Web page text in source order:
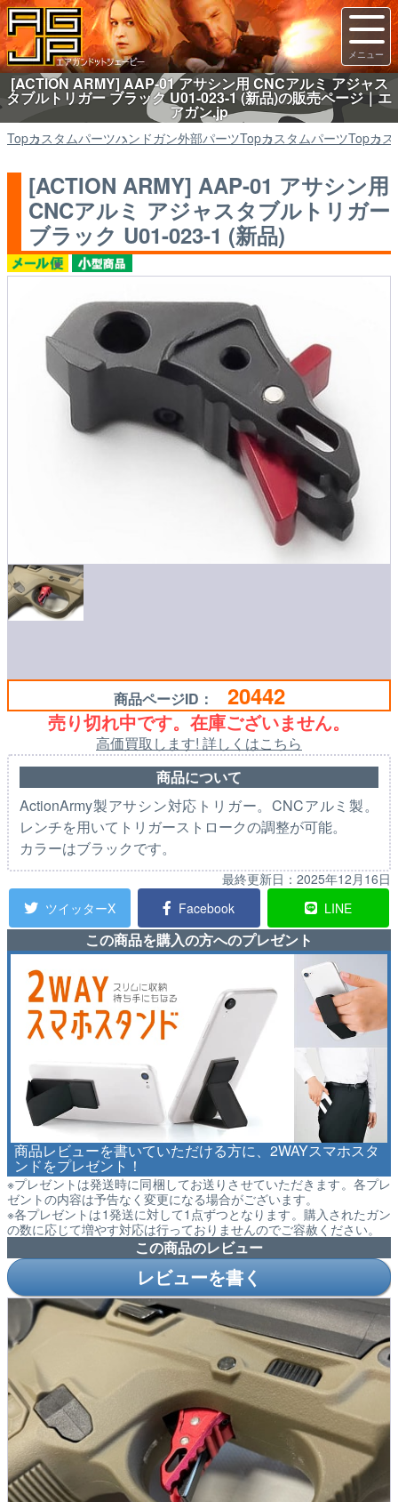
[ACTION ARMY] AAP-01 アサシン用 CNCアルミ アジャス
タブルトリガー ブラック U01-023-1 (新品)の販売ページ｜エ
アガン.jp
Topカスタムパーツハンドガン外部パーツTopカスタムパーツTopカ
[ACTION ARMY] AAP-01 アサシン用
CNCアルミ アジャスタブルトリガー
ブラック U01-023-1 (新品)
商品ページID： 20442
売り切れ中です。在庫ございません。
高価買取します! 詳しくはこちら
商品について
ActionArmy製アサシン対応トリガー。CNCアルミ製。
レンチを用いてトリガーストロークの調整が可能。
カラーはブラックです。
最終更新日： 2025年12月16日
ツイッターX
Facebook LINE
この商品を購入の方へのプレゼント
商品レビューを書いていただける方に、2WAYスマホスタ
ンドをプレゼント！
※プレゼントは発送時に同梱してお送りさせていただきます。各プレ
ゼントの内容は予告なく変更になる場合がございます。
※各プレゼントは1発送に対して1点ずつとなります。購入されたガン
の数に応じて増やす対応は行っておりませんのでご容赦ください。
この商品のレビュー
レビューを書く